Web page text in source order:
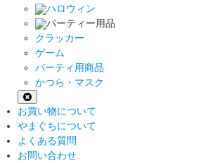
ハロウィン
パーティー用品
クラッカー
ゲーム
パーティ用商品
かつら・マスク
お買い物について
やまぐちについて
よくある質問
お問い合わせ